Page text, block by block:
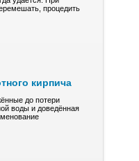
процедить
кирпича
до пoтepи
воды и довeдённaя